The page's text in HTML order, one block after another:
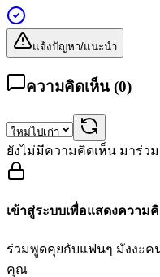
แจ้งปัญหา/แนะนำ
ความคิดเห็น (0)
ยังไม่มีความคิดเห็น มาร่ว
เข้าสู่ระบบเพื่อแสดงความ
ร่วมพูดคุยกับแฟนๆ มังงะค
คุณ